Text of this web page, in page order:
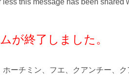
this message has been shared
が終了しました。
ーチミン、フエ、クアンチー、ク